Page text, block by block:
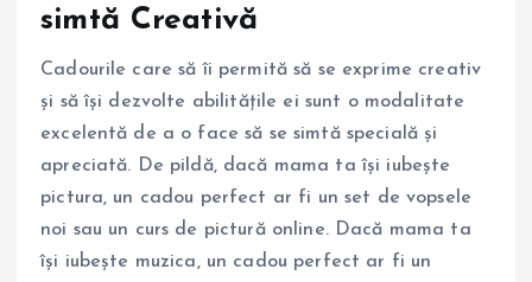
simtă Creativă
Cadourile care să îi permită să se exprime creativ
și să își dezvolte abilitățile ei sunt o modalitate
excelentă de a o face să se simtă specială și
apreciată. De pildă, dacă mama ta își iubește
pictura, un cadou perfect ar fi un set de vopsele
noi sau un curs de pictură online. Dacă mama ta
își iubește muzica, un cadou perfect ar fi un